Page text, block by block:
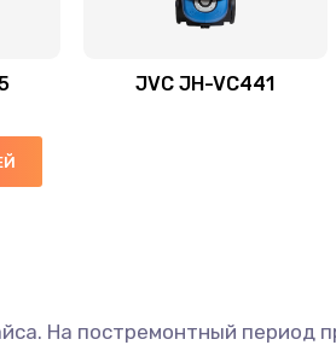
JVC JH-VС441
На постремонтный период